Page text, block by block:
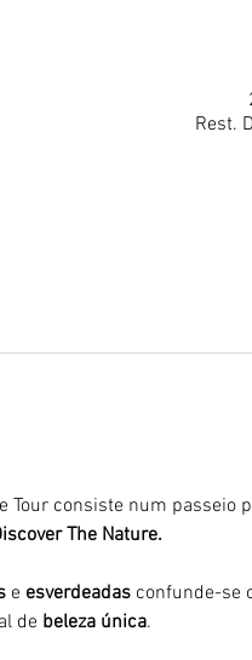
Rest.
Tour consiste num passeio
The Nature.
e esverdeadas confunde-se
de beleza única.